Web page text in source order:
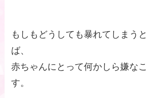
もしもどうしても暴れてしまう
ば、
赤ちゃんにとって何かしら嫌な
す。